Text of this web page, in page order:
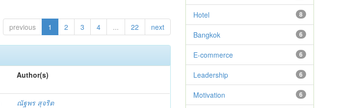
previous 1 2 3 4 ... 22 next
Author(s)
ณัฐพร สุจริต
8
Hotel
6
Bangkok
6
E-commerce
6
Leadership
6
Motivation